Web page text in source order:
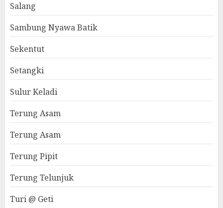
Salang
Sambung Nyawa Batik
Sekentut
Setangki
Sulur Keladi
Terung Asam
Terung Asam
Terung Pipit
Terung Telunjuk
Turi @ Geti